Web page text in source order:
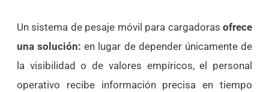
Un sistema de pesaje móvil para cargadorasofrece
una solución: en lugar de depender únicamente de
la visibilidad o de valores empíricos, el personal
operativo recibe información precisa en tiempo